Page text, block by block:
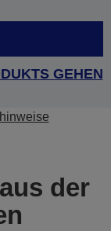
GEHEN
der